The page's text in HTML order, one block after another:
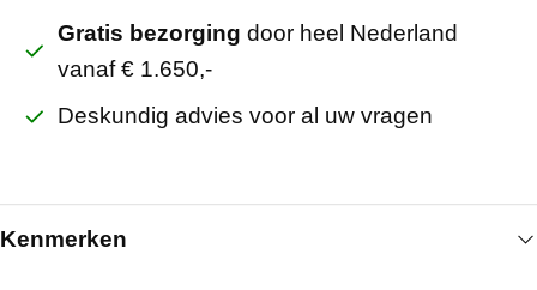
Gratis bezorging door heel Nederland
vanaf € 1.650,-
Deskundig advies voor al uw vragen
Kenmerken